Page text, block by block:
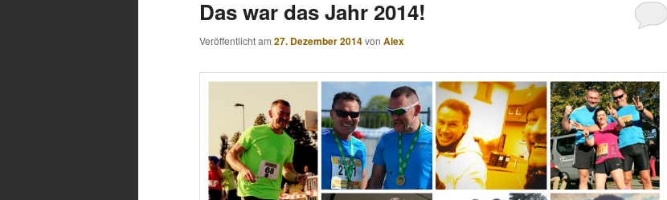
Das war das Jahr 2014!
Veröffentlicht am 27. Dezember 2014von Alex